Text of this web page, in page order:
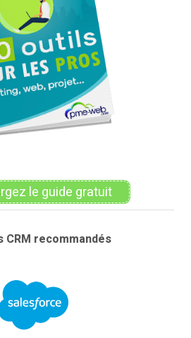
le guide gratuit
CRM recommandés